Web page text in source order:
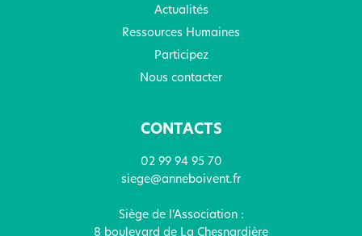
Actualités
Ressources Humaines
Participez
Nous contacter
CONTACTS
02 99 94 95 70
siege@anneboivent.fr
Siège de l’Association :
8 boulevard de La Chesnardière